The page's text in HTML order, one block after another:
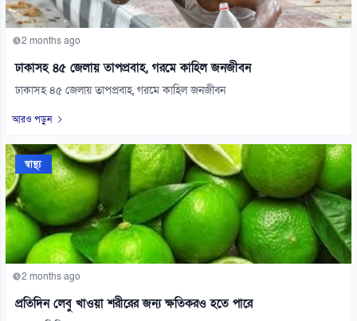
2 months ago
ঢাকাসহ ৪৫ জেলায় তাপপ্রবাহ, গরমে কাহিল জনজীবন
ঢাকাসহ ৪৫ জেলায় তাপপ্রবাহ, গরমে কাহিল জনজীবন
আরও পড়ুন
স্বাস্থ্য
2 months ago
প্রতিদিন লেবু খাওয়া শরীরের জন্য ক্ষতিকরও হতে পারে